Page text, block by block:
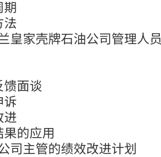
期
法
皇家壳牌石油公司管理人
馈面谈
诉
进
的应用
司主管的绩效改进计划